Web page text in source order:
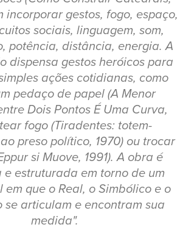
incorporar gestos, fogo, espaço,
sociais, linguagem, som,
potência, distância, energia. A
dispensa gestos heróicos para
ações cotidianas, como
pedaço de papel (A Menor
Dois Pontos É Uma Curva,
fogo (Tiradentes: totem-
preso político, 1970) ou trocar
si Muove, 1991). A obra é
e estruturada em torno de um
em que o Real, o Simbólico e o
se articulam e encontram sua
medida".